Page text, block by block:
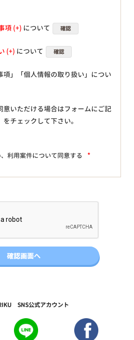
項 について 確認
について 確認
項」「個人情報の取り扱い」につい
意いただける場合はフォームにご記
チェックして下さい。
利用案件について同意する *
SNS公式アカウント